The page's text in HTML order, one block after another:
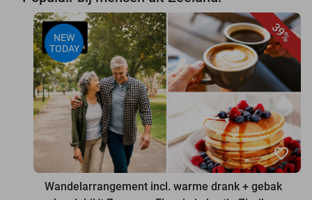
39%
NEW
TODAY
favorite_border
Wandelarrangement incl. warme drank + gebak